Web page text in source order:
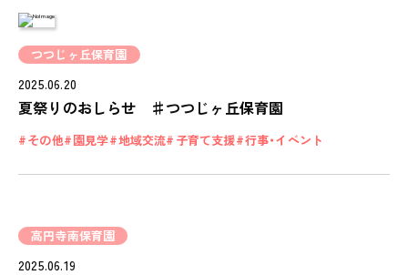
つつじヶ丘保育園
2025.06.20
夏祭りのおしらせ ♯つつじヶ丘保育園
その他 園見学 地域交流 子育て支援 行事・イベント
高円寺南保育園
2025.06.19